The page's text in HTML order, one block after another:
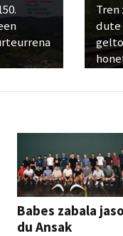
dute
Babes zabala jaso
du Ansak